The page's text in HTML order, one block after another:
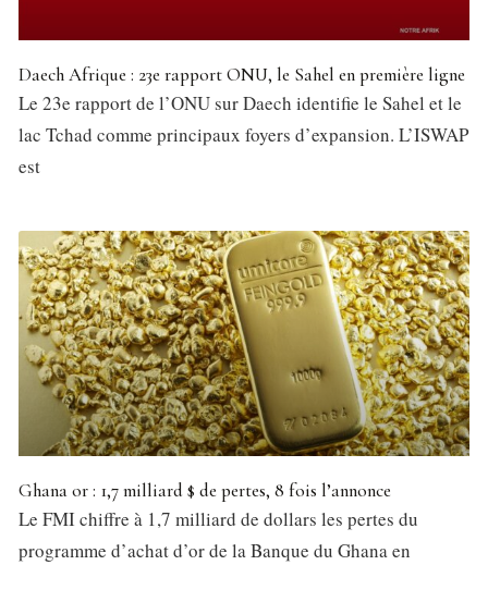
Daech Afrique : 23e rapport ONU, le Sahel en première ligne
Le 23e rapport de l’ONU sur Daech identifie le Sahel et le
lac Tchad comme principaux foyers d’expansion. L’ISWAP
est
Ghana or : 1,7 milliard $ de pertes, 8 fois l’annonce
Le FMI chiffre à 1,7 milliard de dollars les pertes du
programme d’achat d’or de la Banque du Ghana en